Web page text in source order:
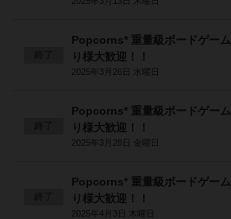
Popcorns* 重量級ボードゲー
り様大歓迎！！
2025年3月26日 水曜日
Popcorns* 重量級ボードゲー
り様大歓迎！！
2025年3月28日 金曜日
Popcorns* 重量級ボードゲー
り様大歓迎！！
2025年4月3日 木曜日